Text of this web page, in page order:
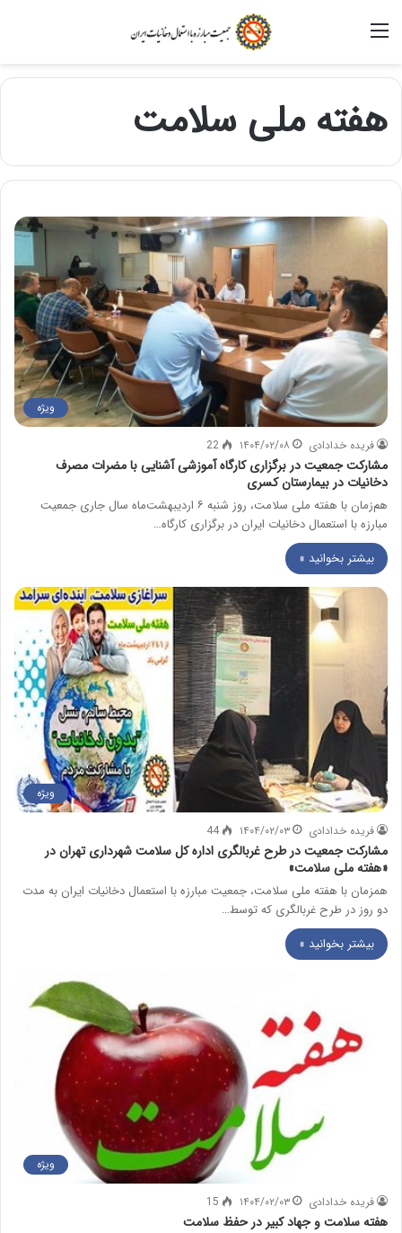
هفته ملی سلامت
ویژه
فریده خدادادی ۱۴۰۴/۰۲/۰۸ 22
مشارکت جمعیت در برگزاری کارگاه آموزشی آشنایی با مضرات مصرف
دخانیات در بیمارستان کسری
هم‌زمان با هفته ملی سلامت، روز شنبه ۶ اردیبهشت‌ماه سال جاری جمعیت
مبارزه با استعمال دخانیات ایران در برگزاری کارگاه…
بیشتر بخوانید »
ویژه
فریده خدادادی ۱۴۰۴/۰۲/۰۳ 44
مشارکت جمعیت در طرح غربالگری اداره کل سلامت شهرداری تهران در
«هفته ملی سلامت»
همزمان با هفته ملی سلامت، جمعیت مبارزه با استعمال دخانیات ایران به مدت
دو روز در طرح غربالگری که توسط…
بیشتر بخوانید »
ویژه
فریده خدادادی ۱۴۰۴/۰۲/۰۳ 15
هفته سلامت و جهاد کبیر در حفظ سلامت